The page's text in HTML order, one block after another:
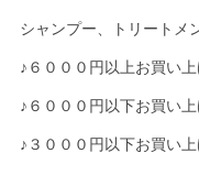
シャンプー、トリートメ
♪６０００円以上お買い
♪６０００円以下お買い
♪３０００円以下お買い